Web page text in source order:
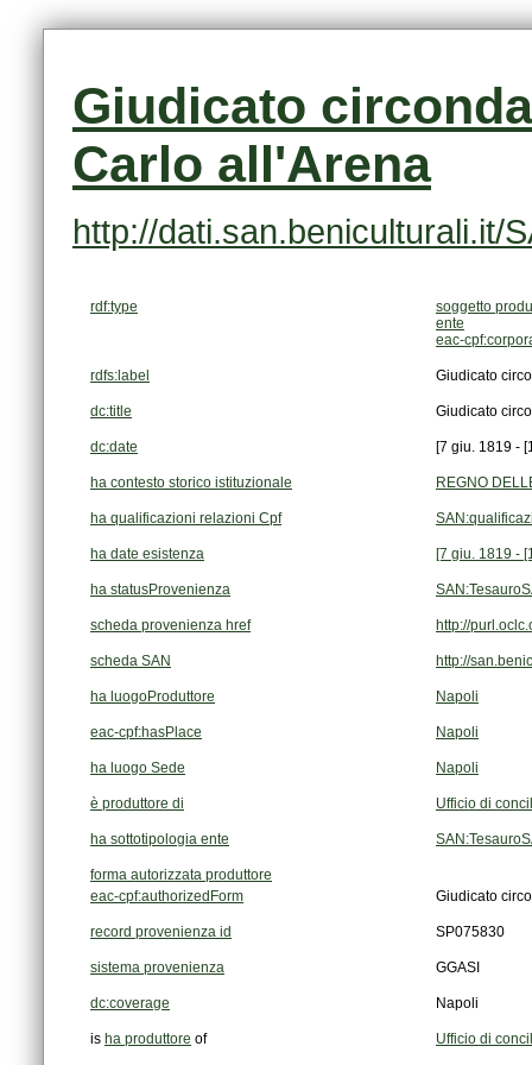
Carlo all'Arena
http://dati.san.beniculturali.it/
rdf:type
soggetto
ente
eac-
rdfs:label Giudicato
dc:title Giudicato
dc:date [7 giu. 1819 -
ha contesto storico istituzionale REGNO
ha qualificazioni relazioni Cpf
ha date esistenza [7 giu. 1819 -
ha statusProvenienza
scheda provenienza href http://
scheda SAN http://
ha luogoProduttore Napoli
eac-cpf:hasPlace Napoli
ha luogo Sede Napoli
è produttore di Ufficio di
ha sottotipologia ente
forma autorizzata produttore
eac-cpf:authorizedForm
Giudicato
record provenienza id SP075830
sistema provenienza GGASI
dc:coverage Napoli
is ha produttore of Ufficio di